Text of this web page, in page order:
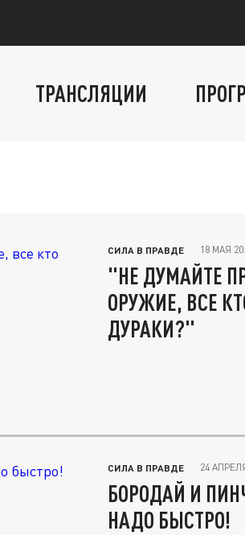
ТРАНСЛЯЦИИ
СИЛА В ПРАВДЕ 18 МАЯ
"НЕ ДУМАЙТЕ
ОРУЖИЕ, ВСЕ
ДУРАКИ?"
СИЛА В ПРАВДЕ 24
БОРОДАЙ И
НАДО БЫСТРО!